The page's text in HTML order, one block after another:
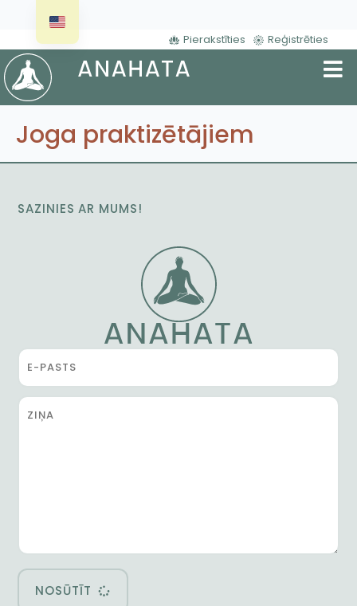
Pierakstīties Reģistrēties
Joga praktizētājiem
SAZINIES AR MUMS!
NOSŪTĪT